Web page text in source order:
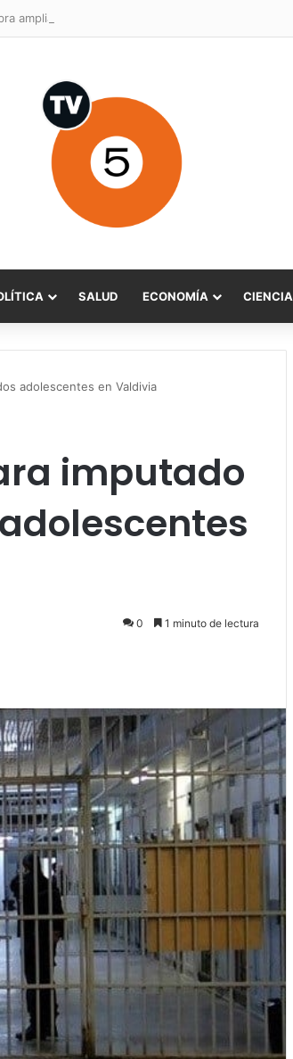
SALUD ECONOMÍA CIENCIA
adolescentes en Valdivia
imputado
0 1 minuto de lectura